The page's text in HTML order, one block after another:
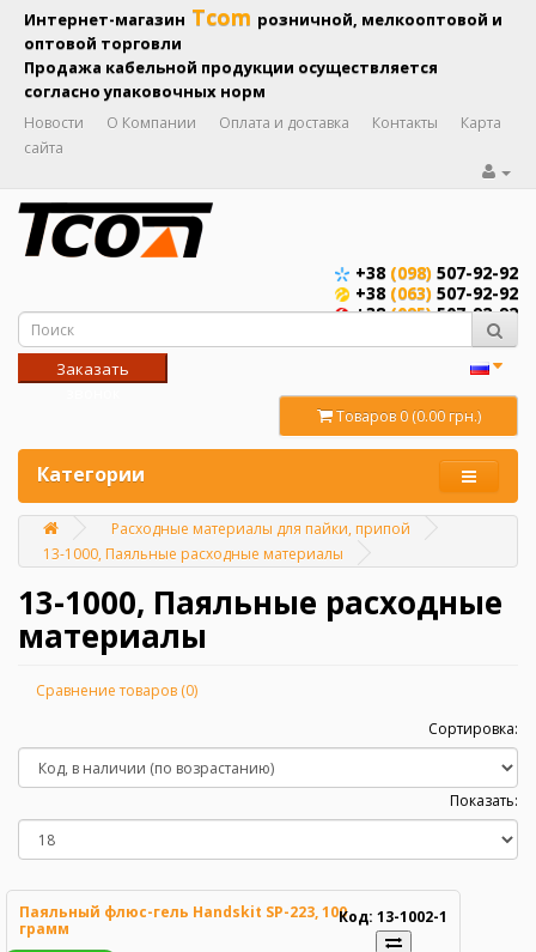
Интернет-магазин Tcom розничной, мелкооптовой и
оптовой торговли
Продажа кабельной продукции осуществляется
согласно упаковочных норм
Новости О Компании Оплата и доставка Контакты
Карта
сайта
+38 (098) 507-92-92
+38 (063) 507-92-92
+38(095)507-92-92
Заказать
Товаров 0 (0.00 грн.)
Категории
Главная
Расходные материалы для пайки, припой
13-1000, Паяльные расходные материалы
13-1000, Паяльные расходные
материалы
Сравнение товаров (0)
Сортировка:
Показать:
Паяльный флюс-гель Handskit SP-223, 100
грамм
Код: 13-1002-1